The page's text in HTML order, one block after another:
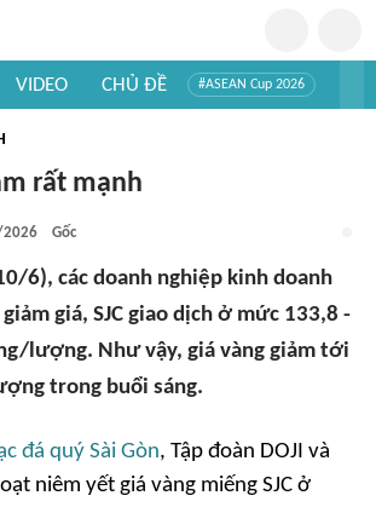
VIDEO CHỦ ĐỀ #ASEAN Cup 2026
rất mạnh
Gốc
6), các doanh nghiệp kinh doanh
giá, SJC giao dịch ở mức 133,8 -
lượng. Như vậy, giá vàng giảm tới
trong buổi sáng.
đá quý Sài Gòn, Tập đoàn DOJI và
niêm yết giá vàng miếng SJC ở